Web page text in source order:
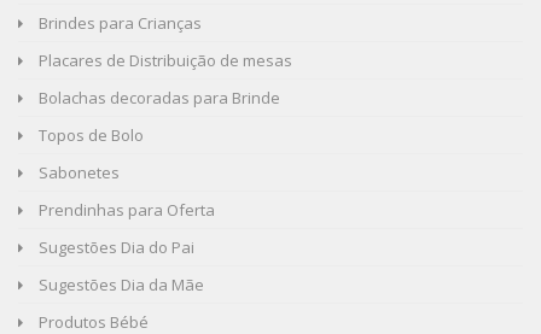
Brindes para Crianças
Placares de Distribuição de mesas
Bolachas decoradas para Brinde
Topos de Bolo
Sabonetes
Prendinhas para Oferta
Sugestões Dia do Pai
Sugestões Dia da Mãe
Produtos Bébé